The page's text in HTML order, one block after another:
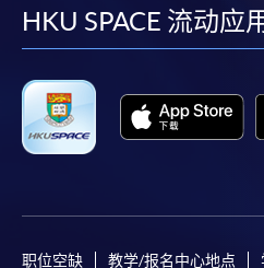
HKU SPACE 流动应
职位空缺 教学/报名中心地点